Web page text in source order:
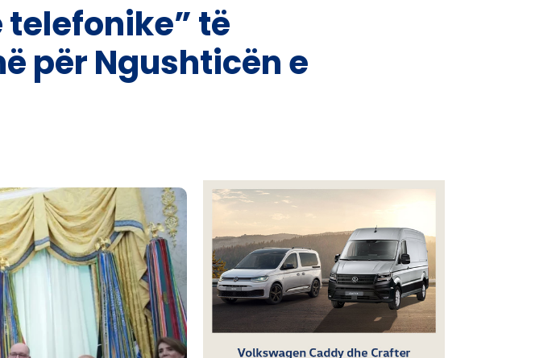
telefonike” të
për Ngushticën e